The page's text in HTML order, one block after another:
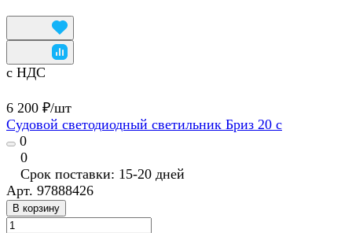
с НДС
6 200 ₽/шт
Судовой светодиодный светильник Бриз 20 с
0
0
Срок поставки: 15-20 дней
Арт. 97888426
В корзину